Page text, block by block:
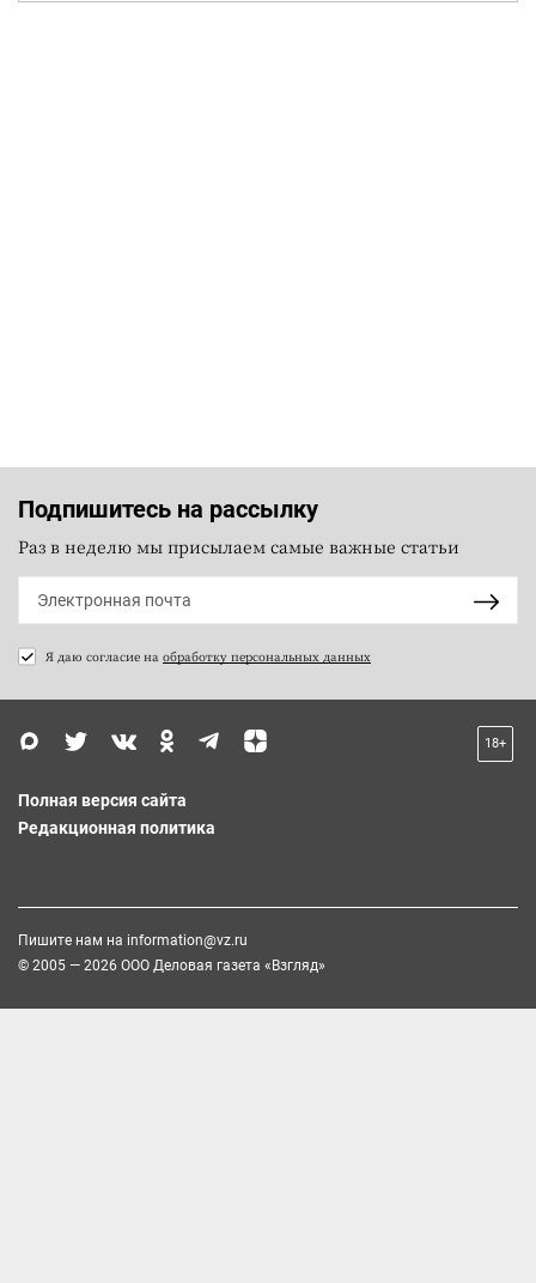
Подпишитесь на рассылку
Раз в неделю мы присылаем самые важные статьи
Я даю согласие на обработку персональных данных
18+
Полная версия сайта
Редакционная политика
Пишите нам на information@vz.ru
© 2005 — 2026 ООО Деловая газета «Взгляд»